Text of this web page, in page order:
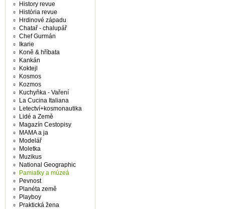
History revue
História revue
Hrdinové západu
Chatař - chalupář
Chef Gurmán
Ikarie
Koně & hříbata
Kankán
Koktejl
Kosmos
Kozmos
Kuchyňka - Vaření
La Cucina Italiana
Letectví+kosmonautika
Lidé a Země
Magazín Cestopisy
MAMA a ja
Modelář
Moletka
Muzikus
National Geographic
Pamiatky a múzeá
Pevnost
Planéta země
Playboy
Praktická žena